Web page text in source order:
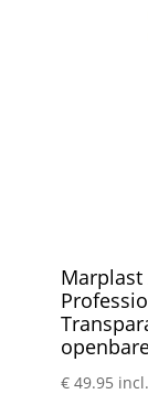
Marplast
€49.95